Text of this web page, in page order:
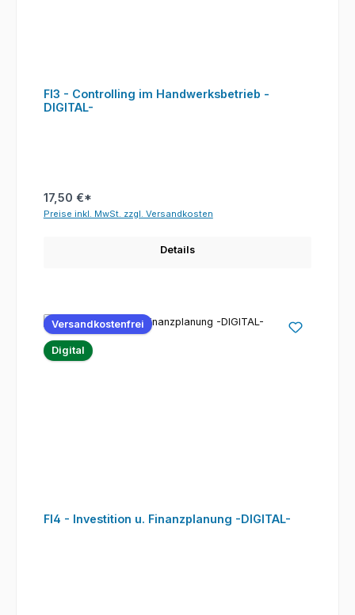
FI3 - Controlling im Handwerksbetrieb -
DIGITAL-
17,50 €*
Preise inkl. MwSt. zzgl. Versandkosten
Details
Versandkostenfrei
Digital
FI4 - Investition u. Finanzplanung -DIGITAL-